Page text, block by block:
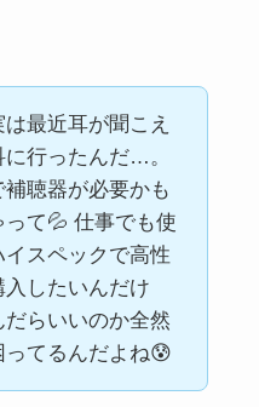
最近耳が聞こえ
行ったんだ…。
聴器が必要かも
って💦 仕事でも使
スペックで高性
したいんだけ
らいいのか全然
てるんだよね😰